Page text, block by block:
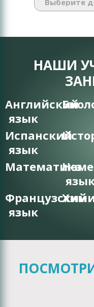
НАШИ
Английский
язык
Испанский
язык
Математика
Французский
язык